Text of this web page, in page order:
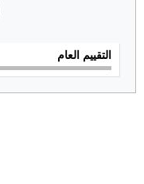
التقييم العام